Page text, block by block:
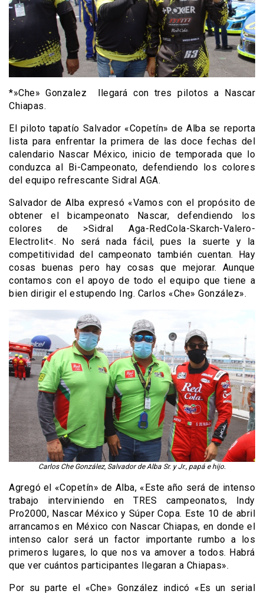
*»Che» Gonzalez llegará con tres pilotos a Nascar
Chiapas.
El piloto tapatío Salvador «Copetín» de Alba se reporta
lista para enfrentar la primera de las doce fechas del
calendario Nascar México, inicio de temporada que lo
conduzca al Bi-Campeonato, defendiendo los colores
del equipo refrescante Sidral AGA.
Salvador de Alba expresó «Vamos con el propósito de
obtener el bicampeonato Nascar, defendiendo los
colores de >Sidral Aga-RedCola-Skarch-Valero-
Electrolit<. No será nada fácil, pues la suerte y la
competitividad del campeonato también cuentan. Hay
cosas buenas pero hay cosas que mejorar. Aunque
contamos con el apoyo de todo el equipo que tiene a
bien dirigir el estupendo Ing. Carlos «Che» González».
Carlos Che González, Salvador de Alba Sr. y Jr., papá e hijo.
Agregó el «Copetín» de Alba, «Este año será de intenso
trabajo interviniendo en TRES campeonatos, Indy
Pro2000, Nascar México y Súper Copa. Este 10 de abril
arrancamos en México con Nascar Chiapas, en donde el
intenso calor será un factor importante rumbo a los
primeros lugares, lo que nos va amover a todos. Habrá
que ver cuántos participantes llegaran a Chiapas».
Por su parte el «Che» González indicó «Es un serial